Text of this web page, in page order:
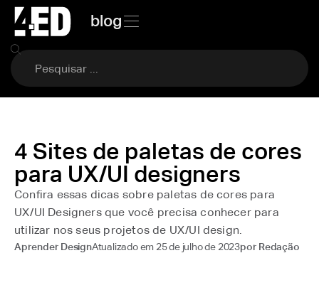
blog
4 Sites de paletas de cores
para UX/UI designers
Confira essas dicas sobre paletas de cores para
UX/UI Designers que você precisa conhecer para
utilizar nos seus projetos de UX/UI design.
Aprender DesignAtualizado em 25 de julho de 2023por Redação